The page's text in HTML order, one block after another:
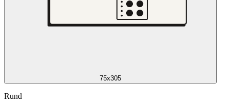
75x305
Rund